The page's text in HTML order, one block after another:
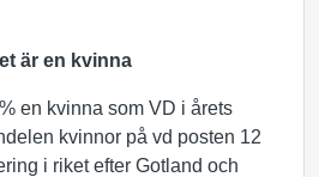
är en kvinna
en kvinna som VD i årets
kvinnor på vd posten 12
i riket efter Gotland och